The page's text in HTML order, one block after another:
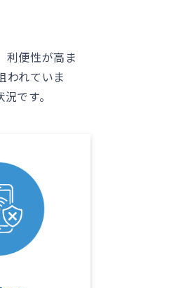
利便性が高ま
われていま
です。